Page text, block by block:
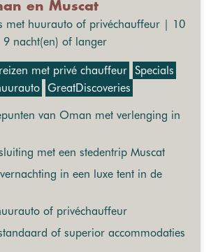
en Muscat
met huurauto of privéchauffeur | 10
nacht(en) of langer
met privé chauffeur Specials
GreatDiscoveries
van Oman met verlenging in
met een stedentrip Muscat
in een luxe tent in de
of privéchauffeur
of superior accommodaties